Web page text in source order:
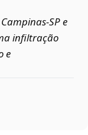
e
infiltração
e